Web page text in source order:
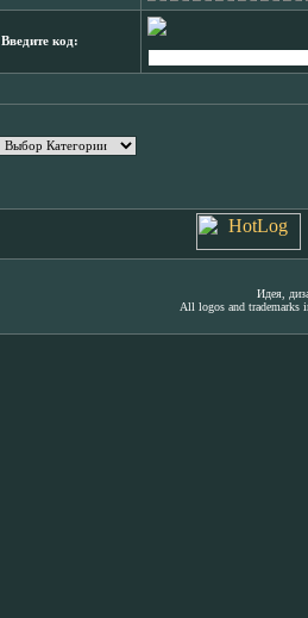
Введите код:
Идея,
All logos and trademarks